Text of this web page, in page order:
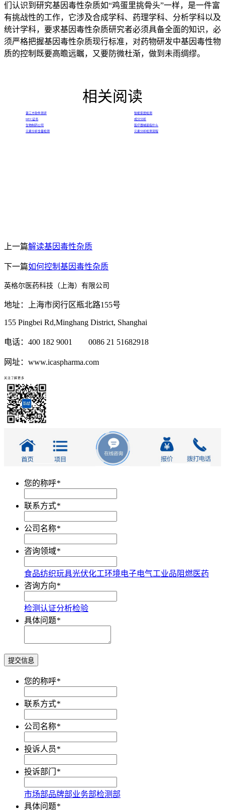
们认识到研究基因毒性杂质如“鸡蛋里挑骨头”一样，是一件富
有挑战性的工作，它涉及合成学科、药理学科、分析学科以及
统计学科，要求基因毒性杂质研究者必须具备全面的知识，必
须严格把握基因毒性杂质现行标准，对药物研发中基因毒性物
质的控制既要高瞻远瞩，又要防微杜渐，做到未雨绸缪。
相关阅读
第三方软件测评
智能家居检测
MTC证书
成分分析
生物制药公司
医疗器械是指什么
元素分析含量检测
元素分析检测流程
上一篇解读基因毒性杂质
下一篇如何控制基因毒性杂质
英格尔医药科技（上海）有限公司
地址：上海市闵行区瓶北路155号
155 Pingbei Rd,Minghang District, Shanghai
电话：400 182 9001 0086 21 51682918
网址：www.icaspharma.com
关注了解更多
您的称呼*
联系方式*
公司名称*
咨询领域*
食品纺织玩具光伏化工环境电子电气工业品 阻燃医药
咨询方向*
检测认证分析检验
具体问题*
提交信息
您的称呼*
联系方式*
公司名称*
投诉人员*
投诉部门 *
市场部品牌部业务部检测部
具体问题*